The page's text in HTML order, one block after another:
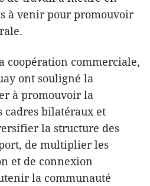
à venir pour promouvoir
coopération commerciale,
ont souligné la
à promouvoir la
cadres bilatéraux et
la structure des
de multiplier les
et de connexion
la communauté